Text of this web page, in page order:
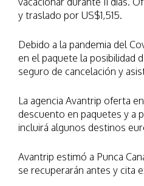
y traslado por US$1,515.
Debido a la pandemia del
en el paquete la posibilidad
seguro de cancelación y
La agencia Avantrip oferta
descuento en paquetes y a
incluirá algunos destinos
Avantrip estimó a Punca
se recuperarán antes y cita